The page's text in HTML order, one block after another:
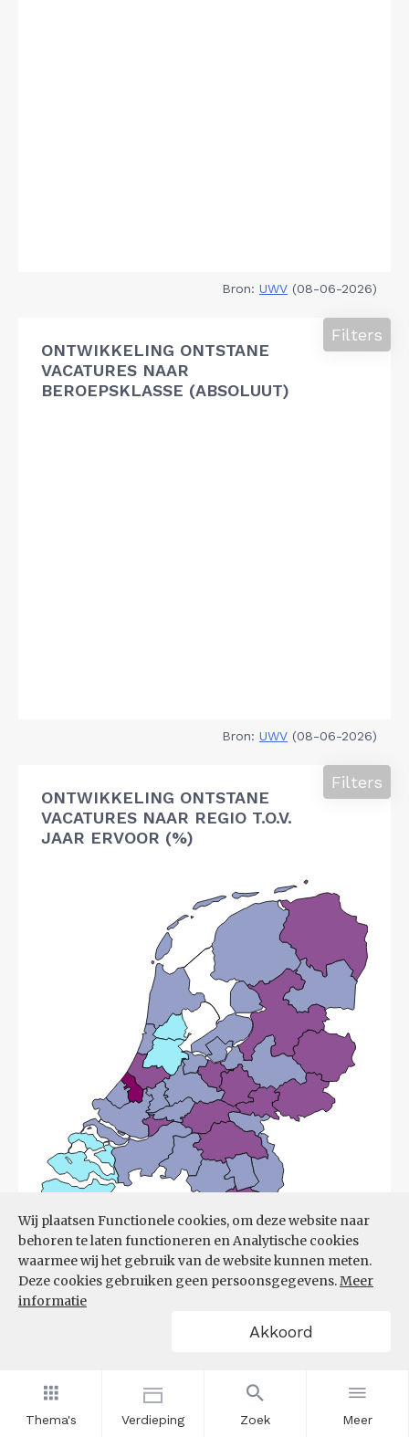
Thema's Verdieping Zoek Meer
Wij plaatsen Functionele cookies, om deze website naar
behoren te laten functioneren en Analytische cookies
waarmee wij het gebruik van de website kunnen meten.
Deze cookies gebruiken geen persoonsgegevens.Meer
informatie
Akkoord
Bron: UWV (08-06-2026)
ONTWIKKELING ONTSTANE
VACATURES NAAR
BEROEPSKLASSE (ABSOLUUT)
Filters
Bron: UWV (08-06-2026)
ONTWIKKELING ONTSTANE
VACATURES NAAR REGIO T.O.V.
JAAR ERVOOR (%)
Filters
ONTWIKKELING ONTSTANE
VACATURES NAAR REGIO T.O.V.
VORIG KWARTAAL (%)